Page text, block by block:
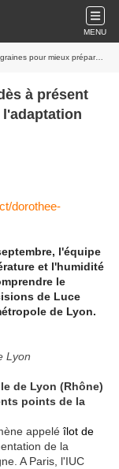
MENU
mieux préparer l'adaptation
à présent
dorothee-
l'équipe
et l'humidité
le
de Luce
de Lyon.
Lyon
de Lyon (Rhône)
points de la
appeléîlot de
de la
A Paris, l'IUC